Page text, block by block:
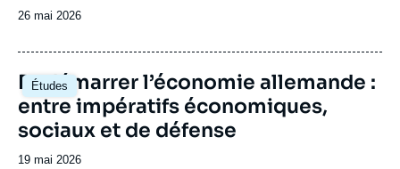
Date
publication
26 mai 2026
Études
Image
principale
Redémarrer l’économie allemande :
entre impératifs économiques,
sociaux et de défense
Date
19 mai 2026